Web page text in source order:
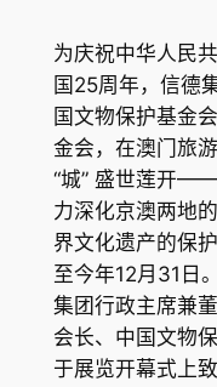
为庆祝中华人民
国25周年，信德
国文物保护基金
金会，在澳门旅
“城” 盛世莲开
力深化京澳两地
界文化遗产的保
至今年12月31日。
集团行政主席兼
会长、中国文物
于展览开幕式上